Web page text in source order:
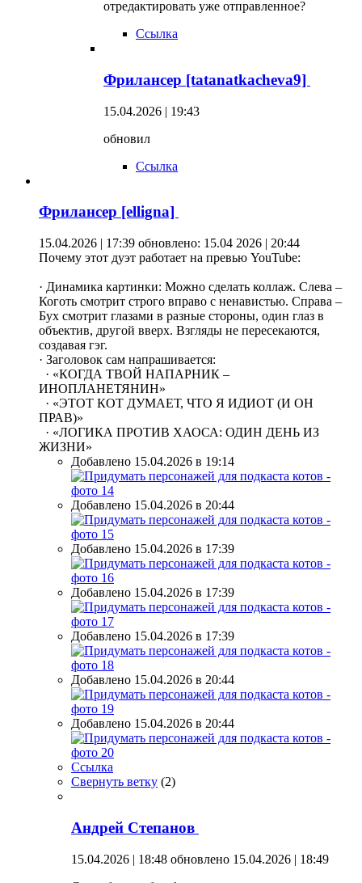
отредактировать уже отправленное?
Ссылка
Фрилансер [tatanatkacheva9]
15.04.2026 | 19:43
обновил
Ссылка
Фрилансер [elligna]
15.04.2026 | 17:39 обновлено: 15.04 2026 | 20:44
Почему этот дуэт работает на превью YouTube:
· Динамика картинки: Можно сделать коллаж. Слева –
Коготь смотрит строго вправо с ненавистью. Справа –
Бух смотрит глазами в разные стороны, один глаз в
объектив, другой вверх. Взгляды не пересекаются,
создавая гэг.
· Заголовок сам напрашивается:
· «КОГДА ТВОЙ НАПАРНИК –
ИНОПЛАНЕТЯНИН»
· «ЭТОТ КОТ ДУМАЕТ, ЧТО Я ИДИОТ (И ОН
ПРАВ)»
· «ЛОГИКА ПРОТИВ ХАОСА: ОДИН ДЕНЬ ИЗ
ЖИЗНИ»
Добавлено 15.04.2026 в 19:14
Добавлено 15.04.2026 в 20:44
Добавлено 15.04.2026 в 17:39
Добавлено 15.04.2026 в 17:39
Добавлено 15.04.2026 в 17:39
Добавлено 15.04.2026 в 20:44
Добавлено 15.04.2026 в 20:44
Ссылка
Свернуть ветку (2)
Андрей Степанов
15.04.2026 | 18:48 обновлено 15.04.2026 | 18:49